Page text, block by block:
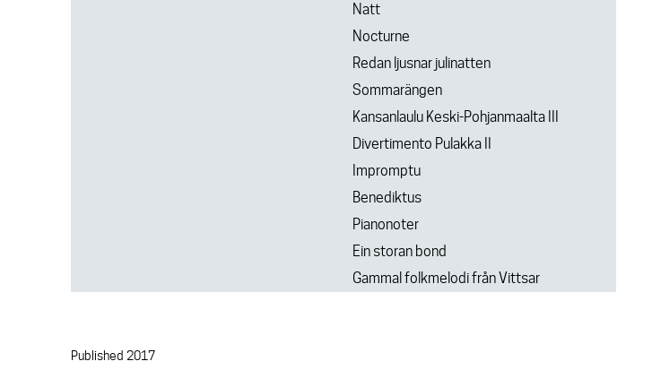
Natt
Nocturne
Redan ljusnar julinatten
Sommarängen
Kansanlaulu Keski-Pohjanmaalta III
Divertimento Pulakka II
Impromptu
Benediktus
Pianonoter
Ein storan bond
Gammal folkmelodi från Vittsar
Published 2017